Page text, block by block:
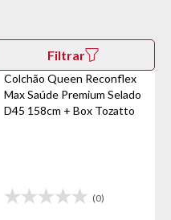
Filtrar
Colchão Queen Reconflex
Max Saúde Premium Selado
D45 158cm + Box Tozatto
(0)